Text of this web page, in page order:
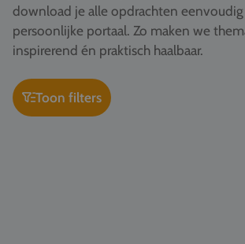
Contact
076 522 30 57
Klantportaal
download je alle opdrachten
persoonlijke portaal. Zo maken we
inspirerend én praktisch haalbaar.
Toon filters